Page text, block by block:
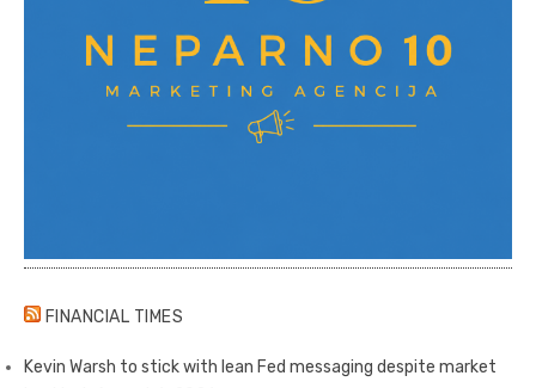
FINANCIAL TIMES
Kevin Warsh to stick with lean Fed messaging despite market